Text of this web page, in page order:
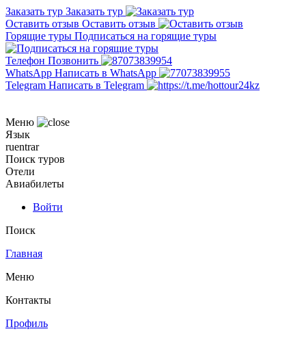
Заказать тур Заказать тур
Оставить отзыв Оставить отзыв
Горящие туры Подписаться на горящие туры
Телефон Позвонить
WhatsApp Написать в WhatsApp
Telegram Написать в Telegram
Меню
Язык
ruentrar
Поиск туров
Отели
Авиабилеты
Войти
Поиск
Главная
Меню
Контакты
Профиль